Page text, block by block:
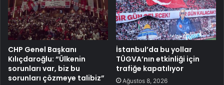
CHP Genel Başkanı
Kılıçdaroğlu: “Ülkenin
sorunları var, biz bu
sorunları çözmeye talibiz”
İstanbul’da bu yollar
TÜGVA’nın etkinliği için
trafiğe kapatılıyor
Ağustos 8, 2026